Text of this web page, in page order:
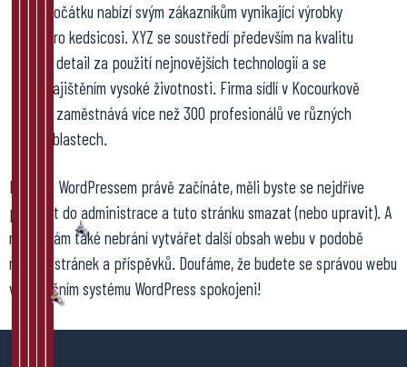
počátku nabízí svým zákazníkům vynikající výrobky
pro kedsicosi. XYZ se soustředí především na kvalitu
a detail za použití nejnovějších technologií a se
zajištěním vysoké životnosti. Firma sídlí v Kocourkově
a zaměstnává více než 300 profesionálů ve různých
oblastech.
Pokud s WordPressem právě začínáte, měli byste se nejdříve
přihlásit do administrace a tuto stránku smazat (nebo upravit). A
nic už vám také nebrání vytvářet další obsah webu v podobě
nových stránek a příspěvků. Doufáme, že budete se správou webu
v redakčním systému WordPress spokojeni!